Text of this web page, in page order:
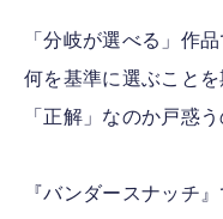
「分岐が選べる」作
何を基準に選ぶこと
「正解」なのか戸惑
『バンダースナッチ